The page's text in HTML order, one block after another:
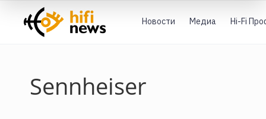
Новости Медиа Hi-Fi
Sennheiser